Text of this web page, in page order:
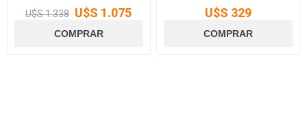
U$S 1.338 U$S 1.075 U$S 329